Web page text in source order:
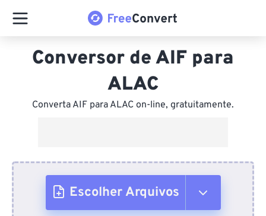
Conversor de AIF para
ALAC
Converta AIF para ALAC on-line, gratuitamente.
Escolher Arquivos